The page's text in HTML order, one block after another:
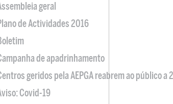
geral
de Actividades 2016
de apadrinhamento
geridos pela AEPGA reabrem ao público a
Covid-19